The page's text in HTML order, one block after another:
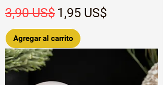
Precio
3,90 US$ Precio de oferta
1,95 US$
Agregar al carrito